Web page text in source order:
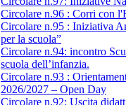
Circolare n.96 : Corri con
Circolare n.95 : Iniziativa
per la scuola”
Circolare n.94: incontro
scuola dell’infanzia.
Circolare n.93 :
2026/2027 – Open Day
Circolare n.92: Uscita